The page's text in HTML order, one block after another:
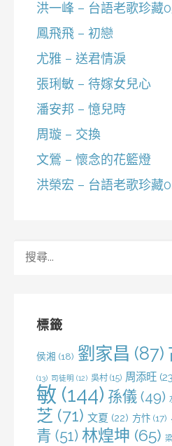
洪一峰 – 台語老歌珍藏
鳳飛飛 – 初戀
尤雅 – 送君情淚
張琍敏 – 待嫁女兒心
潘安邦 – 憶兒時
周璇 – 交換
文鶯 – 懷念的花籃燈
洪榮宏 – 台語老歌珍藏
標籤
侯湘 (18) 劉家昌 (87)
(13) 司徒明 (12) 吳村 (15) 周添旺
敏 (144) 孫儀 (49)
芝 (71) 文夏 (22) 方忭 (17)
青 (51) 林煌坤 (65)